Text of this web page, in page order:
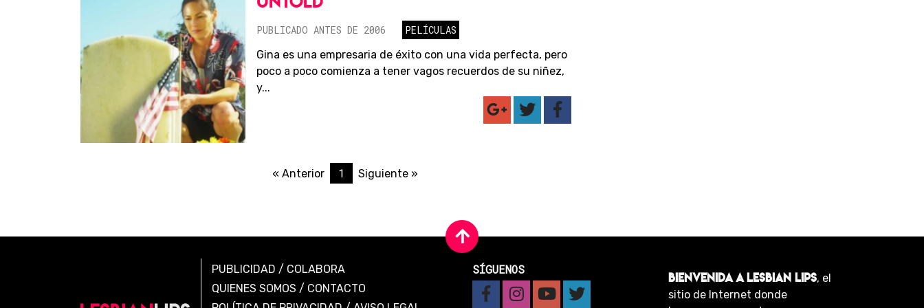
PUBLICADO ANTES DE 2006
PELÍCULAS
Gina es una empresaria de éxito con una vida perfecta, pero
poco a poco comienza a tener vagos recuerdos de su niñez,
y...
« Anterior 1 Siguiente »
PUBLICIDAD / COLABORA
QUIENES SOMOS / CONTACTO
SÍGUENOS
BIENVENIDA A LESBIAN LIPS, el
sitio de Internet donde